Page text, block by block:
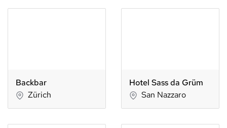
Backbar
Zürich
Hotel Sass da Grüm
San Nazzaro